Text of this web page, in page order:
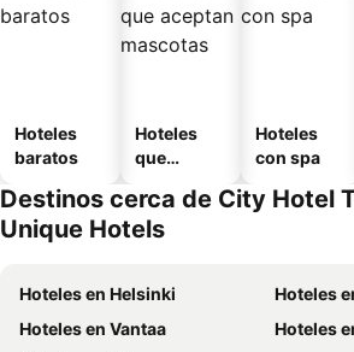
Hoteles
baratos
Hoteles
que
mascotas
Hoteles
con spa
Destinos cerca de City Hotel
Unique Hotels
Hoteles en Helsinki
Hoteles
Hoteles en Vantaa
Hoteles